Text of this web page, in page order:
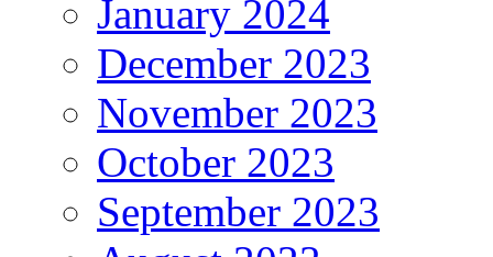
January 2024
December 2023
November 2023
October 2023
September 2023